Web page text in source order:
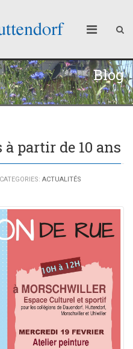
Blog
partir de 10 ans
CATEGORIES: ACTUALITÉS